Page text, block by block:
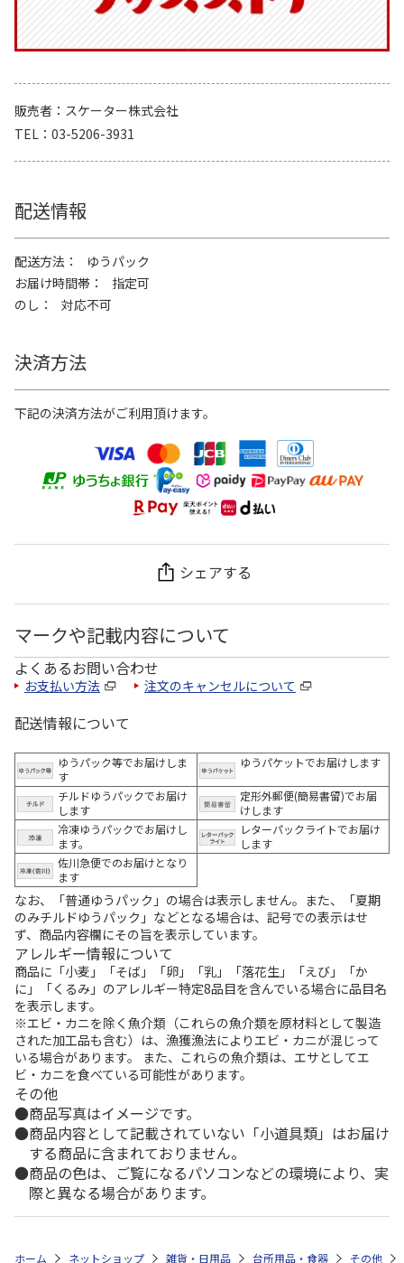
販売者
スケーター株式会社
TEL
03-5206-3931
配送情報
配送方法
ゆうパック
お届け時間帯
指定可
のし
対応不可
決済方法
下記の決済方法がご利用頂けます。
シェアする
マークや記載内容について
よくあるお問い合わせ
お支払い方法 注文のキャンセルについて
配送情報について
ゆうパック等でお届けしま
す
ゆうパケットでお届けします
チルドゆうパックでお届け
します
定形外郵便(簡易書留)でお届
けします
冷凍ゆうパックでお届けし
ます。
レターパックライトでお届け
します
佐川急便でのお届けとなり
ます
なお、「普通ゆうパック」の場合は表示しません。また、「夏期
のみチルドゆうパック」などとなる場合は、記号での表示はせ
ず、商品内容欄にその旨を表示しています。
アレルギー情報について
商品に「小麦」「そば」「卵」「乳」「落花生」「えび」「か
に」「くるみ」のアレルギー特定8品目を含んでいる場合に品目名
を表示します。
※エビ・カニを除く魚介類（これらの魚介類を原材料として製造
された加工品も含む）は、漁獲漁法によりエビ・カニが混じって
いる場合があります。 また、これらの魚介類は、エサとしてエ
ビ・カニを食べている可能性があります。
その他
商品写真はイメージです。
商品内容として記載されていない「小道具類」はお届け
する商品に含まれておりません。
商品の色は、ご覧になるパソコンなどの環境により、実
際と異なる場合があります。
ホーム ネットショップ 雑貨・日用品 台所用品・食器 その他